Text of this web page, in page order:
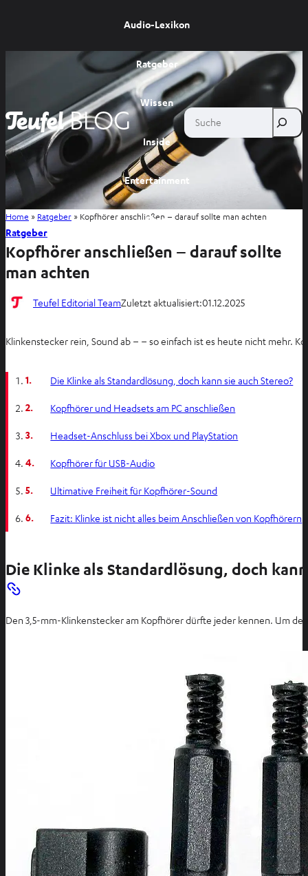
Audio-Lexikon
Ratgeber
Wissen
Inside
Entertainment
Shop
Suche
Home » Ratgeber » Kopfhörer anschließen – darauf sollte man achten
Ratgeber
Kopfhörer anschließen – darauf sollte
man achten
Teufel Editorial TeamZuletzt aktualisiert:01.12.2025
Klinkenstecker rein, Sound ab – – so einfach ist es heute nicht mehr.
1. Die Klinke als Standardlösung, doch kann sie auch Stereo?
2. Kopfhörer und Headsets am PC anschließen
3. Headset-Anschluss bei Xbox und PlayStation
4. Kopfhörer für USB-Audio
5. Ultimative Freiheit für Kopfhörer-Sound
6. Fazit: Klinke ist nicht alles beim Anschließen von Kopfhörern
Die Klinke als Standardlösung, doch
Den 3,5-mm-Klinkenstecker am Kopfhörer dürfte jeder kennen. Um